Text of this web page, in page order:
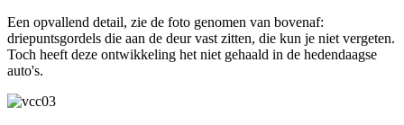
Een opvallend detail, zie de foto genomen van bovenaf:
driepuntsgordels die aan de deur vast zitten, die kun je niet vergeten.
Toch heeft deze ontwikkeling het niet gehaald in de hedendaagse
auto's.